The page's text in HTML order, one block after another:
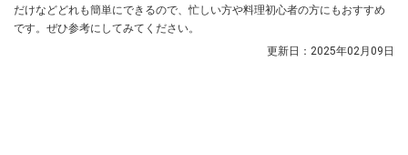
だけなどどれも簡単にできるので、忙しい方や料理初心者の方にもおすすめ
です。ぜひ参考にしてみてください。
更新日： 2025年02月09日